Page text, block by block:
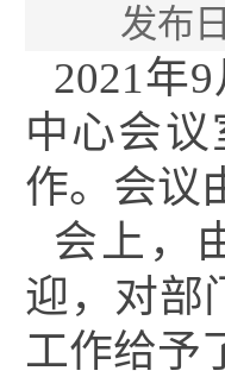
发布
2021年
中心会
作。会议
会上，
迎，对部
工作给予